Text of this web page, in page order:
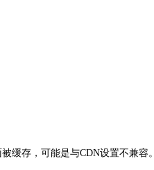
缓存，可能是与CDN设置不兼容。